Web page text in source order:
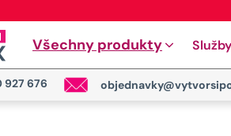
Všechny produkty Služby
927 676